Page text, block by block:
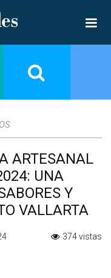
ARTESANAL
UNA
Y
VALLARTA
374 vistas